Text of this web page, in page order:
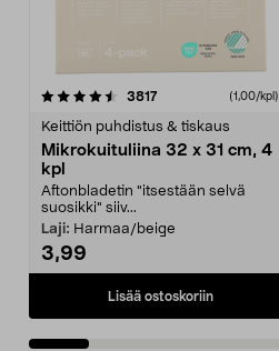
3817arvostelut (1,00/kpl)
Keittiön puhdistus & tiskaus
Mikrokuituliina 32 x 31 cm, 4
kpl
Aftonbladetin "itsestään selvä
suosikki" siiv...
Laji: Harmaa/beige
3,99
Lisää ostoskoriin
4.5viidestä